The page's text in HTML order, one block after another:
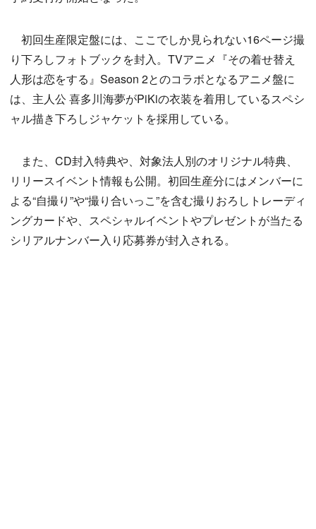
初回生産限定盤には、ここでしか見られない16ページ撮
り下ろしフォトブックを封入。TVアニメ『その着せ替え
人形は恋をする』Season 2とのコラボとなるアニメ盤に
は、主人公 喜多川海夢がPiKiの衣装を着用しているスペシ
ャル描き下ろしジャケットを採用している。
また、CD封入特典や、対象法人別のオリジナル特典、
リリースイベント情報も公開。初回生産分にはメンバーに
よる“自撮り”や“撮り合いっこ”を含む撮りおろしトレーディ
ングカードや、スペシャルイベントやプレゼントが当たる
シリアルナンバー入り応募券が封入される。